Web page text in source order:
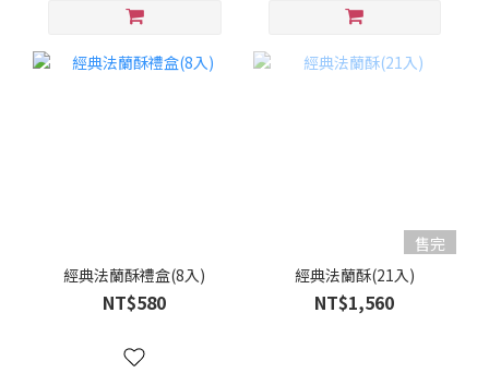
經典法蘭酥禮盒(8入)
NT$580
售完
經典法蘭酥(21入)
NT$1,560